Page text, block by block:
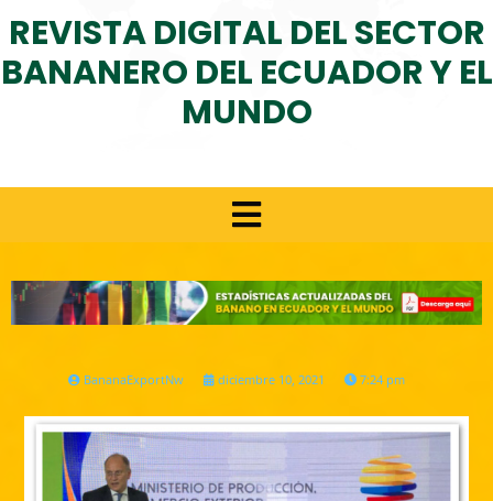
REVISTA DIGITAL DEL SECTOR
BANANERO DEL ECUADOR Y EL
MUNDO
BananaExportNw diciembre 10, 2021 7:24 pm